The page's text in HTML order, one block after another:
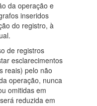
da operação e
inseridos
do registro, à
de registros
esclarecimentos
reais) pelo não
operação, nunca
omitidas em
reduzida em